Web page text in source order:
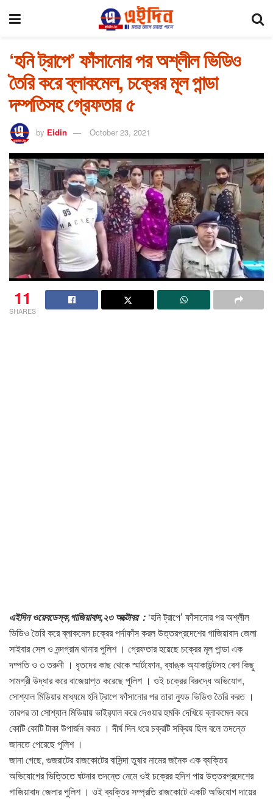
‘হনি ট্রাপে’ ফাঁসানোর পর অশ্লীল ভিডিও
তৈরি করে ব্লাকমেল, চক্রের মূল পান্ডা
দম্পতিসহ গ্রেফতার ৫
by Eidin October 23, 2021
11
SHARES
এইদিন ওয়েবডেস্ক,গাজিয়াবাদ,২৩ অক্টোবর : ‘হনি ট্রাপে’ ফাঁসানোর পর অশ্লীল
ভিডিও তৈরি করে ব্লাকমেল চক্রের পর্দাফাঁস করল উত্তরপ্রদেশের গাজিয়াবাদ জেলা
সাইবার সেল ও নন্দগ্রাম থানার পুলিশ । গ্রেফতার হয়েছে চক্রের মূল পান্ডা এক
দম্পতি ও ৩ তরুনী । ধৃতদের কাছ থেকে স্মার্টফোন, ব্যাঙ্ক অ্যাকাউন্টসহ বেশ কিছু
সামগ্রী উদ্ধার করে বাজেয়াপ্ত করেছে পুলিশ । ওই চক্রের বিরুদ্ধে অভিযোগ,
সোশ্যাল মিডিয়ার মাধ্যমে হনি ট্রাপে ফাঁসানোর পর তারা ন্যুড ভিডিও তৈরি করত ।
তারপর তা সোশ্যাল মিডিয়ায় ভাইর‍্যাল করে দেওয়ার হুমকি দেখিয়ে ব্লাকমেল করে
কোটি কোটি টাকা উপার্জন করত । দীর্ঘ দিন ধরে চক্রটি সক্রিয় ছিল বলে তদন্তে
জানতে পেরেছে পুলিশ ।
জানা গেছে, গুজরাটের রাজকোটের বাসিন্দা তুষার নামের জনৈক এক ব্যক্তির
অভিযোগের ভিত্তিতে ঘটনার তদন্তে নেমে ওই চক্রের হদিশ পায় উত্তরপ্রদেশের
গাজিয়াবাদ জেলার পুলিশ । ওই ব্যক্তির সম্প্রতি রাজকোটে একটি অভিযোগ দায়ের